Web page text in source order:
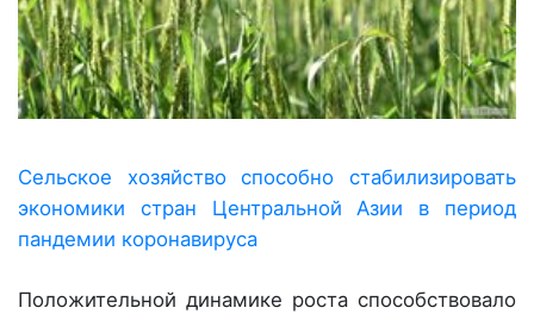
Сельское хозяйство способно стабилизировать
экономики стран Центральной Азии в период
пандемии коронавируса
Положительной динамике роста способствовало